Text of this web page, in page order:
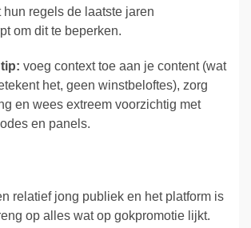
hun regels de laatste jaren
om dit te beperken.
voeg context toe aan je content (wat
het, geen winstbeloftes), zorg
en wees extreem voorzichtig met
en panels.
relatief jong publiek en het platform is
op alles wat op gokpromotie lijkt.